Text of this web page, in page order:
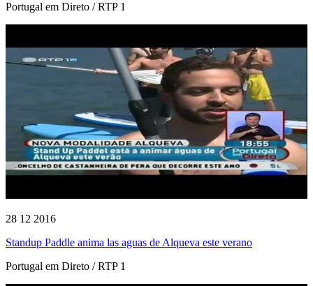
Portugal em Direto / RTP 1
28 12 2016
Standup Paddle anima las aguas de Alqueva este verano
Portugal em Direto / RTP 1